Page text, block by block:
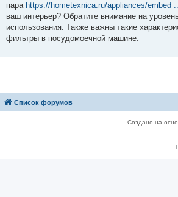
щ
е
и
е
пара https://hometexnica.ru/appliances/embed
ваш интерьер? Обратите внимание на
использования. Также важны такие
фильтры в посудомоечной машине.
Список форумов
Создано на